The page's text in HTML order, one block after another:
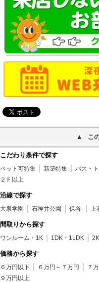
こ
こだわり条件で探す
ペット可特集 新築特集 バス・
２Ｆ以上
沿線で探す
大泉学園 石神井公園 保谷 上
間取りから探す
ワンルーム・1K 1DK・1LDK
価格から探す
６万円以下 ６万円～７万円 ７
９万円以上